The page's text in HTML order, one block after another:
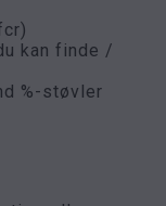
kan finde /
%-støvler